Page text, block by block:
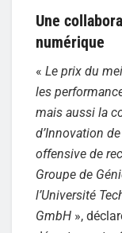
Une
numérique
« Le prix du
les
mais aussi la
d’Innovation
offensive de
Groupe de
l’Université
GmbH »,